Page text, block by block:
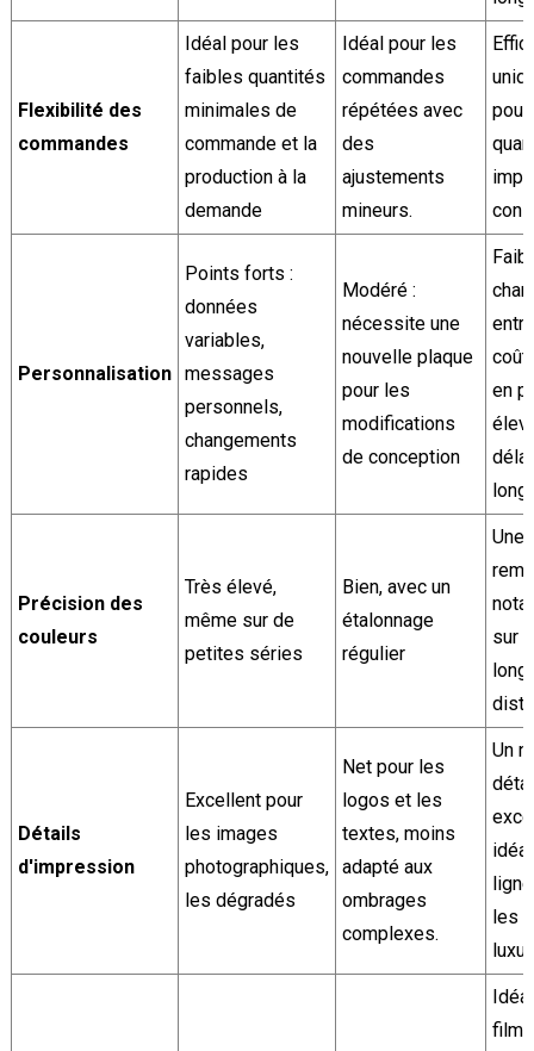
Flexibilité des
commandes
Idéal pour les
faibles quantités
minimales de
commande et la
production à la
demande
Idéal pour les
commandes
répétées avec
des
ajustements
mineurs.
Personnalisation
Points forts :
données
variables,
messages
personnels,
changements
rapides
Modéré :
nécessite une
nouvelle plaque
pour les
modifications
de conception
en
Précision des
couleurs
Très élevé,
même sur de
petites séries
Bien, avec un
étalonnage
régulier
Une
sur
Détails
d'impression
Excellent pour
les images
photographiques,
les dégradés
Net pour les
logos et les
textes, moins
adapté aux
ombrages
complexes.
Un
les